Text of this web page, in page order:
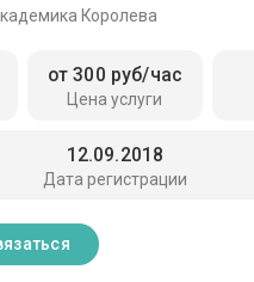
Королева
Цена услуги
от 300 руб/час
Дата регистрации
12.09.2018